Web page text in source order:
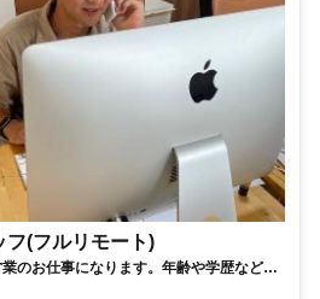
フ(フルリモート)
業のお仕事になります。年齢や学歴など問